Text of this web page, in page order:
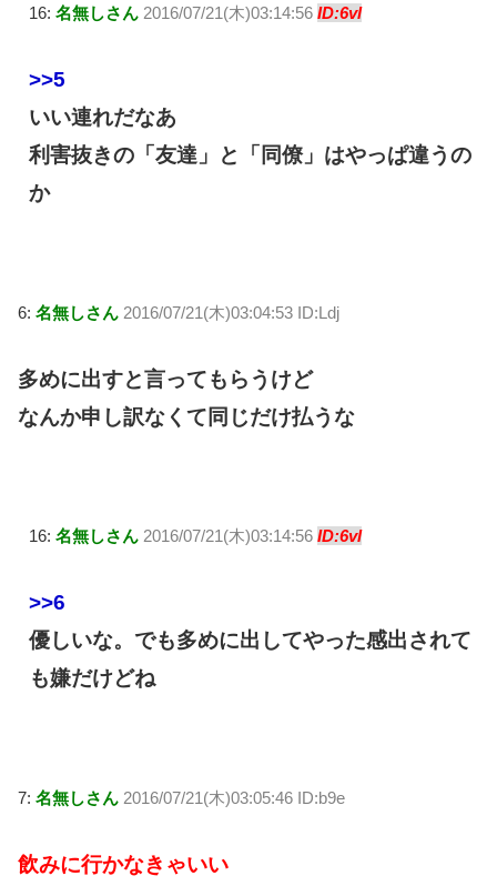
16: 名無しさん 2016/07/21(木)03:14:56 ID:6vl
>>5
いい連れだなあ
利害抜きの「友達」と「同僚」はやっぱ違うの
か
6: 名無しさん 2016/07/21(木)03:04:53 ID:Ldj
多めに出すと言ってもらうけど
なんか申し訳なくて同じだけ払うな
16: 名無しさん 2016/07/21(木)03:14:56 ID:6vl
>>6
優しいな。でも多めに出してやった感出されて
も嫌だけどね
7: 名無しさん 2016/07/21(木)03:05:46 ID:b9e
飲みに行かなきゃいい